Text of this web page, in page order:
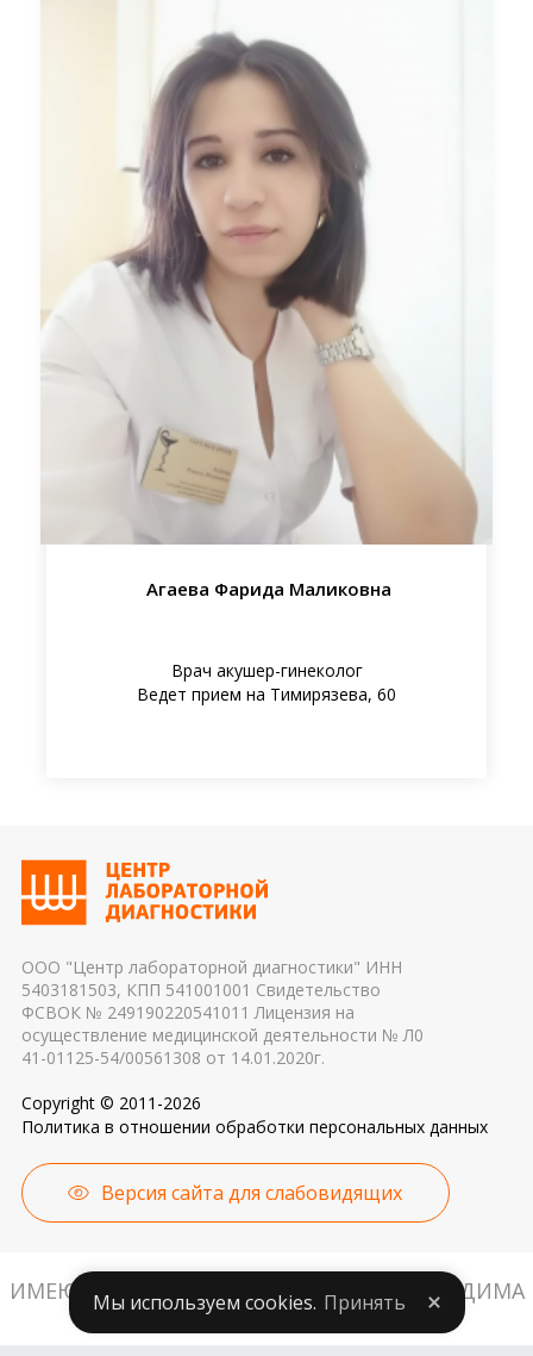
Агаева Фарида Маликовна
Врач акушер-гинеколог
Ведет прием на Тимирязева, 60
ООО "Центр лабораторной диагностики" ИНН
5403181503, КПП 541001001 Свидетельство
ФСВОК № 249190220541011 Лицензия на
осуществление медицинской деятельности № Л0
41-01125-54/00561308 от 14.01.2020г.
Copyright © 2011-2026
Политика в отношении обработки персональных данных
Версия сайта для слабовидящих
ИМЕЮТСЯ ПРОТИВОПОКАЗАНИЯ. НЕОБХОДИМА
КОНСУЛЬТАЦИЯ СПЕЦИАЛИСТА.
Мы используем cookies. Принять